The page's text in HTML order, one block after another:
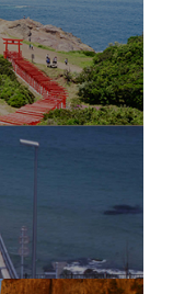
发的自行车
养鱼场，以及品尝新
日星期四。
"札鲁荞麦